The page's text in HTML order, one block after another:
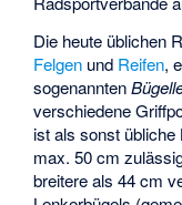
Die heute üblichen
Felgen und Reifen,
sogenannten
verschiedene
ist als sonst
max. 50 cm
breitere als 44 cm